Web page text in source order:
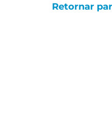
Retornar